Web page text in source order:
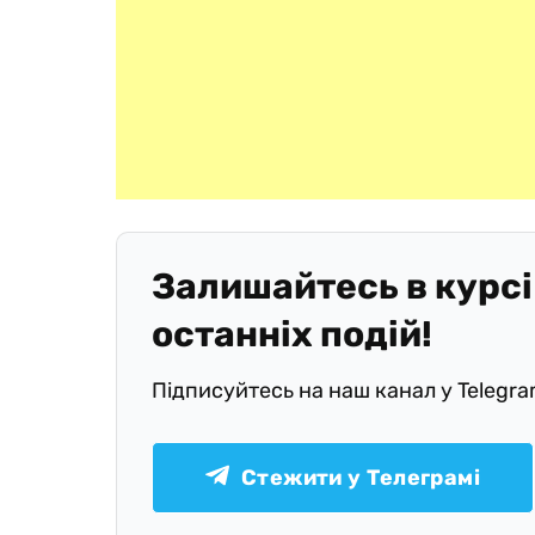
Залишайтесь в курсі
останніх подій!
Підписуйтесь на наш канал у
Стежити у Телеграмі